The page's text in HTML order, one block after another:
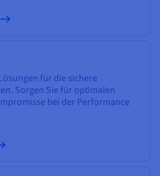
für die sichere
Sorgen Sie für optimalen
bei der Performance